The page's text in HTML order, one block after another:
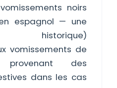
noirs
espagnol — une
historique)
vomissements de
des
dans les cas